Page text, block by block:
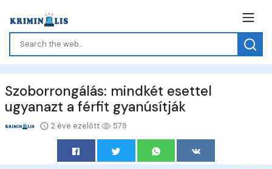
Szoborrongálás: mindkét esettel
ugyanazt a férfit gyanúsítják
2 éve ezelőtt 579